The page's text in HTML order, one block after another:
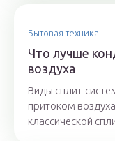
Бытовая техника
Что лучше
воздуха
Виды сплит-
притоком
классической